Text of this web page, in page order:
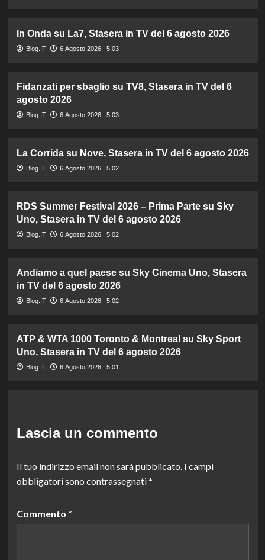
In Onda su La7, Stasera in TV del 6 agosto 2026
Blog.IT 6 Agosto 2026 : 5:03
Fidanzati per sbaglio su TV8, Stasera in TV del 6
agosto 2026
Blog.IT 6 Agosto 2026 : 5:03
La Corrida su Nove, Stasera in TV del 6 agosto 2026
Blog.IT 6 Agosto 2026 : 5:02
RDS Summer Festival 2026 – Prima Parte su Sky
Uno, Stasera in TV del 6 agosto 2026
Blog.IT 6 Agosto 2026 : 5:02
Andiamo a quel paese su Sky Cinema Uno, Stasera
in TV del 6 agosto 2026
Blog.IT 6 Agosto 2026 : 5:02
ATP & WTA 1000 Toronto & Montreal su Sky Sport
Uno, Stasera in TV del 6 agosto 2026
Blog.IT 6 Agosto 2026 : 5:01
Lascia un commento
Il tuo indirizzo email non sarà pubblicato. I campi
obbligatori sono contrassegnati*
Commento *